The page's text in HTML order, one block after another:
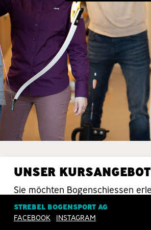
UNSER KURSANGEBOT
Sie möchten Bogenschiessen
Schiesstechnik verbessern? Da
in guten Händen.
STREBEL BOGENSPORT AG
FACEBOOK
INSTAGRAM